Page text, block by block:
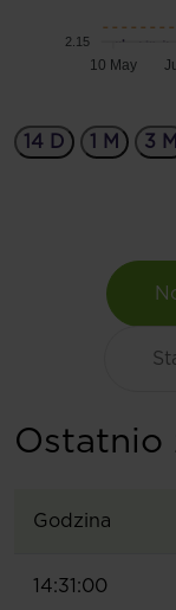
2.15
10 May
14 D 1 M 3 M
Ostatnio
Godzina
14:31:00